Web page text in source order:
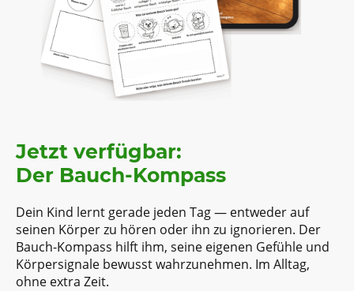
Jetzt verfügbar:
Der Bauch-Kompass
Dein Kind lernt gerade jeden Tag — entweder auf
seinen Körper zu hören oder ihn zu ignorieren. Der
Bauch-Kompass hilft ihm, seine eigenen Gefühle und
Körpersignale bewusst wahrzunehmen. Im Alltag,
ohne extra Zeit.